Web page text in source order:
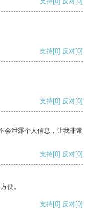
支持[0] 反对[0]
支持[0] 反对[0]
会泄露个人信息，让我非常
支持[0] 反对[0]
便。
支持[0] 反对[0]